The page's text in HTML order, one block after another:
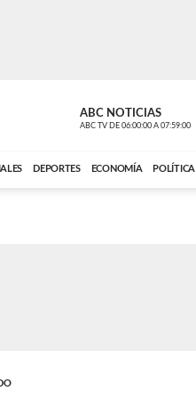
ABC NOTICIAS
ABC TV DE 06:00:00 A 07:59:00
DEPORTES ECONOMÍA POLÍTICA